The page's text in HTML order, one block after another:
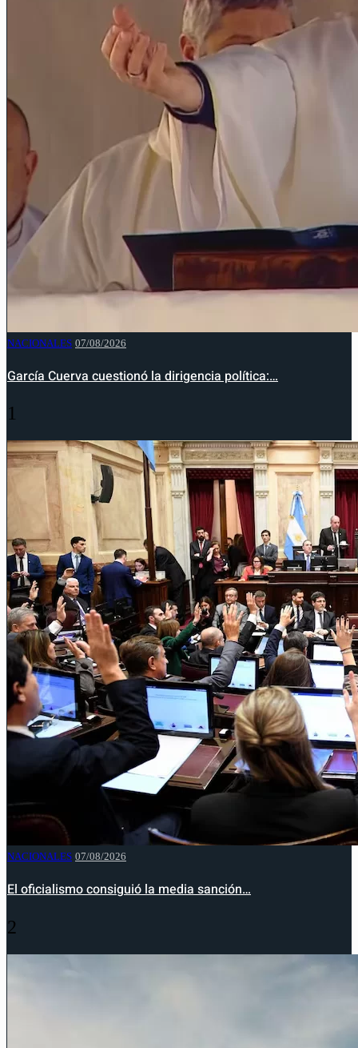
NACIONALES 07/08/2026
García Cuerva cuestionó la dirigencia política:…
1
NACIONALES 07/08/2026
El oficialismo consiguió la media sanción…
2